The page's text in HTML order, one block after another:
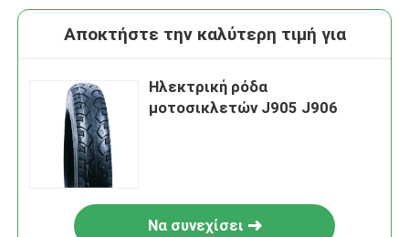
Αποκτήστε την καλύτερη τιμή για
Ηλεκτρική ρόδα
μοτοσικλετών J905 J906
Να συνεχίσει